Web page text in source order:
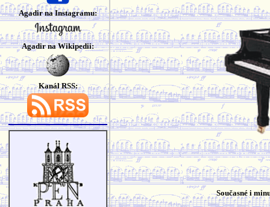
Agadir na Instagramu:
Agadir na Wikipedii:
Kanál RSS:
Současné i